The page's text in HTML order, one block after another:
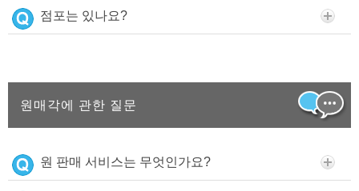
점포는 있나요?
원매각에 관한 질문
원 판매 서비스는 무엇인가요?